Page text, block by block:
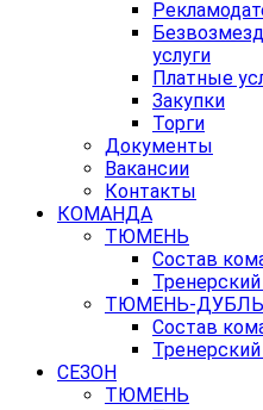
услуги
Платные
Закупки
Торги
Документы
Вакансии
Контакты
КОМАНДА
ТЮМЕНЬ
Состав
ТЮМЕНЬ-ДУБЛЬ
Состав
СЕЗОН
ТЮМЕНЬ